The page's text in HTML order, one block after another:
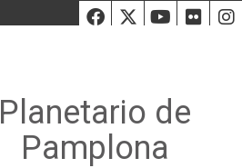
Facebook
Twiiter
Planetario de
Pamplona